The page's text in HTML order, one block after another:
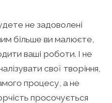
не задоволені
більше ви малюєте,
ваші роботи. І не
свої творіння,
процесу, а не
просочується